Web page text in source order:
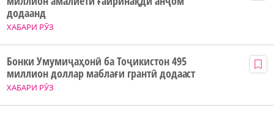
ХАБАРИ РӮЗ
додаанд
ХАБАРИ РӮЗ
Бонки Умумиҷаҳонӣ ба Тоҷикистон 495
миллион доллар маблағи грантӣ додааст